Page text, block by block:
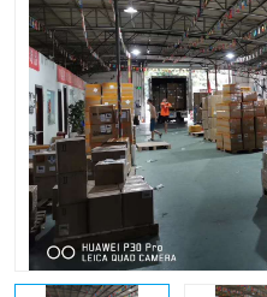
UPS国际快递
深圳国际物流公司
DHL国际快递电话
新能源电池出口物流